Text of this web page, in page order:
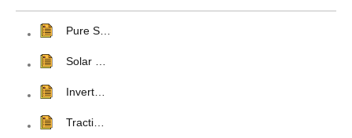
Pure S…
Solar …
Invert…
Tracti…